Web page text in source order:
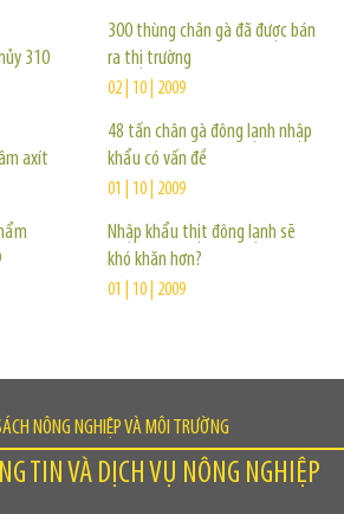
310
axít
300 thùng chân gà đã được bán
ra thị trường
02 | 10 | 2009
48 tấn chân gà đông lạnh nhập
khẩu có vấn đề
01 | 10 | 2009
Nhập khẩu thịt đông lạnh sẽ
khó khăn hơn?
01 | 10 | 2009
NÔNG NGHIỆP VÀ MÔI TRƯỜNG
TIN VÀ DỊCH VỤ NÔNG NGHIỆP